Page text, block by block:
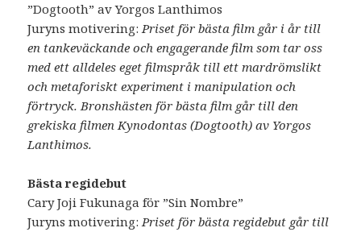
”Dogtooth” av Yorgos Lanthimos
Juryns motivering:Priset för bästa film går i år till
en tankeväckande och engagerande film som tar oss
med ett alldeles eget filmspråk till ett mardrömslikt
och metaforiskt experiment i manipulation och
förtryck. Bronshästen för bästa film går till den
grekiska filmen Kynodontas (Dogtooth) av Yorgos
Lanthimos.
Bästa regidebut
Cary Joji Fukunaga för ”Sin Nombre”
Juryns motivering:Priset för bästa regidebut går till